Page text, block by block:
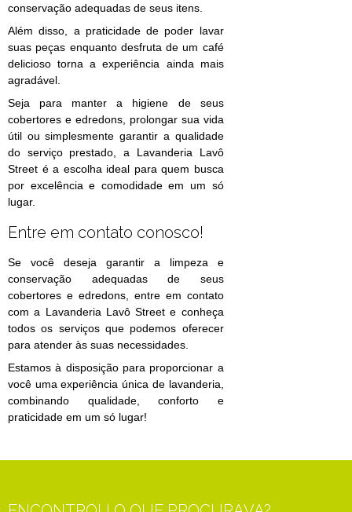
conservação adequadas de seus itens.
Além disso, a praticidade de poder lavar
suas peças enquanto desfruta de um café
delicioso torna a experiência ainda mais
agradável.
Seja para manter a higiene de seus
cobertores e edredons, prolongar sua vida
útil ou simplesmente garantir a qualidade
do serviço prestado, a Lavanderia Lavô
Street é a escolha ideal para quem busca
por excelência e comodidade em um só
lugar.
Entre em contato conosco!
Se você deseja garantir a limpeza e
conservação adequadas de seus
cobertores e edredons, entre em contato
com a Lavanderia Lavô Street e conheça
todos os serviços que podemos oferecer
para atender às suas necessidades.
Estamos à disposição para proporcionar a
você uma experiência única de lavanderia,
combinando qualidade, conforto e
praticidade em um só lugar!